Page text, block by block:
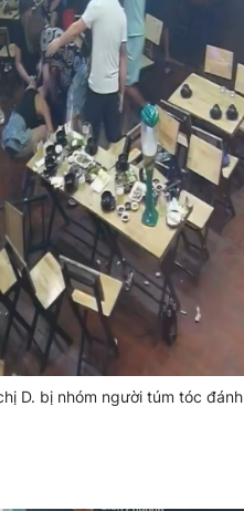
D. bị nhóm người túm tóc đánh